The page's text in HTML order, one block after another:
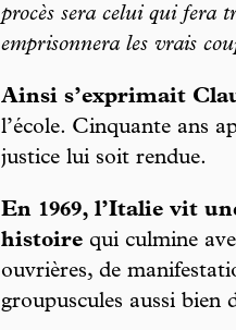
procès sera celui qui fera
emprisonnera les vrais
Ainsi s’exprimait
l’école. Cinquante ans
justice lui soit rendue.
En 1969, l’Italie vit
histoire qui culmine
ouvrières, de
groupuscules aussi bien